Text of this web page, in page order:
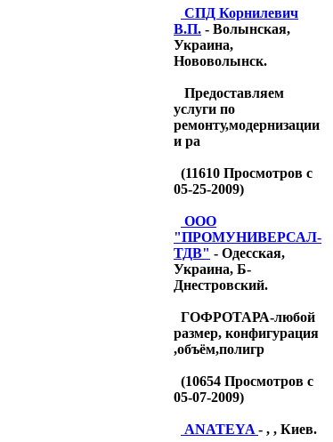
CПД Корнилевич
В.П. - Волынская,
Украина,
Нововолынск.
Предоставляем
услуги по
ремонту,модернизации
и ра
(11610 Просмотров с
05-25-2009)
OOO
"ПРОМУНИВЕРСАЛ-
ТДB" - Одесская,
Украина, Б-
Днестровский.
ГОФРОТАРА-любой
размер, конфигурация
,объём,полигр
(10654 Просмотров с
05-07-2009)
ANATEYA - , , Киев.